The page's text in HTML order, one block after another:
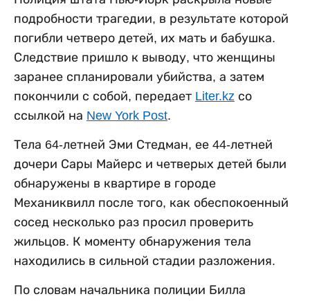
подробности трагедии, в результате которой
погибли четверо детей, их мать и бабушка.
Следствие пришло к выводу, что женщины
заранее спланировали убийства, а затем
покончили с собой, передает Liter.kz со
ссылкой на New York Post.
Тела 64-летней Эми Стедман, ее 44-летней
дочери Сары Майерс и четверых детей были
обнаружены в квартире в городе
Механиквилл после того, как обеспокоенный
сосед несколько раз просил проверить
жильцов. К моменту обнаружения тела
находились в сильной стадии разложения.
По словам начальника полиции Билла